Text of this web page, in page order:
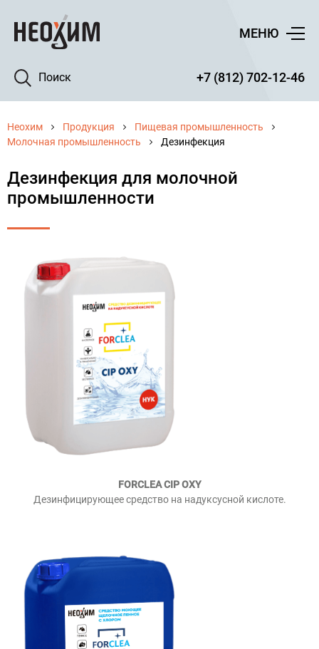
Поиск
МЕНЮ
+7 (812) 702-12-46
Неохим Продукция
Пищевая промышленность
Молочная промышленность
Дезинфекция
Дезинфекция для молочной
промышленности
FORCLEA CIP OXY
Дезинфицирующее средство на надуксусной кислоте.